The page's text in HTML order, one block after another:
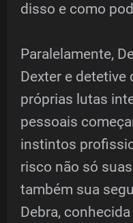
disso e como
Paralelamente,
Dexter e detetive
próprias lutas
pessoais
instintos
risco não só
também sua
Debra,